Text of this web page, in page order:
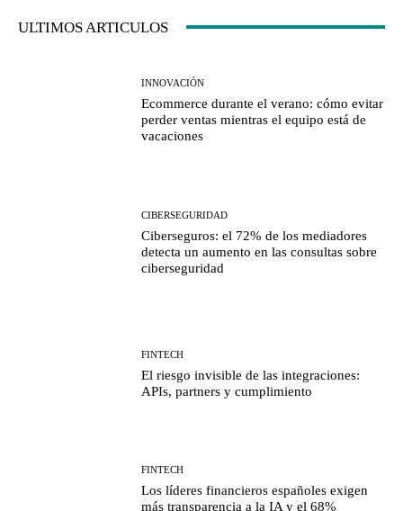
ULTIMOS ARTICULOS
INNOVACIÓN
Ecommerce durante el verano: cómo evitar
perder ventas mientras el equipo está de
vacaciones
CIBERSEGURIDAD
Ciberseguros: el 72% de los mediadores
detecta un aumento en las consultas sobre
ciberseguridad
FINTECH
El riesgo invisible de las integraciones:
APIs, partners y cumplimiento
FINTECH
Los líderes financieros españoles exigen
más transparencia a la IA y el 68%